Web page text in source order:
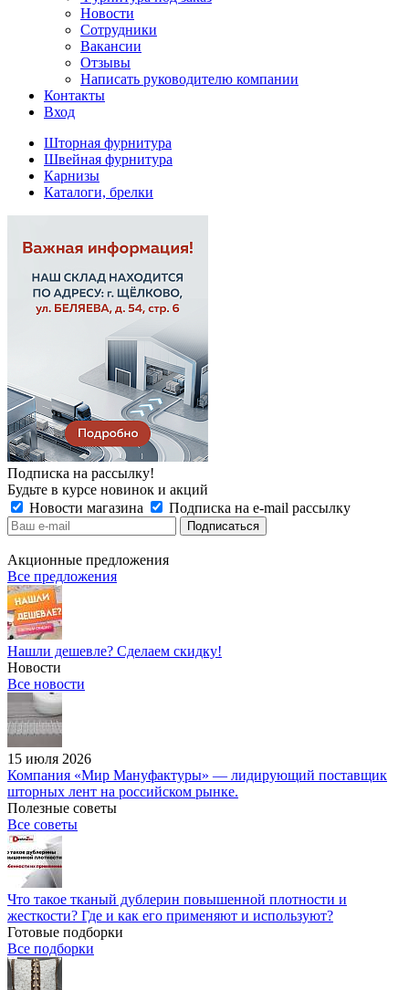
Новости
Сотрудники
Вакансии
Отзывы
Написать руководителю компании
Контакты
Вход
Шторная фурнитура
Швейная фурнитура
Карнизы
Каталоги, брелки
Подписка на рассылку!
Будьте в курсе новинок и акций
Новости магазина
Подписка на e-mail рассылку
Акционные предложения
Все предложения
Нашли дешевле? Сделаем скидку!
Новости
Все новости
15 июля 2026
Компания «Мир Мануфактуры» — лидирующий поставщик
шторных лент на российском рынке.
Полезные советы
Все советы
Что такое тканый дублерин повышенной плотности и
жесткости? Где и как его применяют и используют?
Готовые подборки
Все подборки